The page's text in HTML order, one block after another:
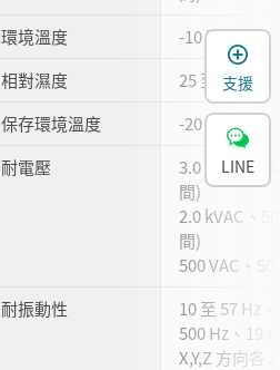
環境溫度
-10 至 +55
相對濕度
25 至 85 %
保存環境溫度
-20 至 +70
耐電壓
3.0 kVAC、
間)
2.0 kVAC、
間)
500 VAC、
耐振動性
10 至 57 Hz
500 Hz、
X,Y,Z 方向各
支援
LINE